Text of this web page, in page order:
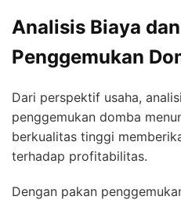
Analisis Biaya
Penggemukan
Dari perspektif usaha,
penggemukan domba
berkualitas tinggi
terhadap profitabilitas.
Dengan pakan